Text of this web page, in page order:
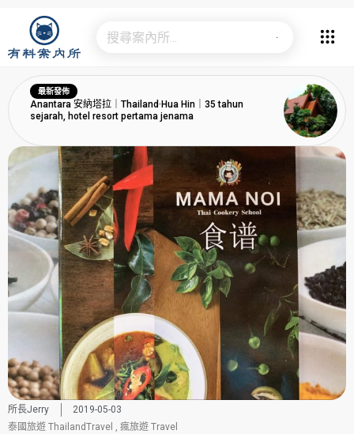
最新發佈
Anantara 安納塔拉｜Thailand·Hua Hin｜35 tahun
sejarah, hotel resort pertama jenama
所長Jerry
2019-05-03
泰國旅遊 ThailandTravel , 瘋旅遊 Travel